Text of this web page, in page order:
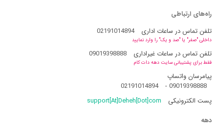
راه‌های ارتباطی
تلفن تماس در ساعات اداری
02191014894
داخلی "صفر" یا "صد و یک" را وارد نمایید
تلفن تماس در ساعات غیراداری 09019398888
فقط برای پشتیبانی سایت دهه دات کام
پیامرسان واتساپ
09019398888
-
02191014894
پست الکترونیکی
support[At]Deheh[Dot]com
دهه